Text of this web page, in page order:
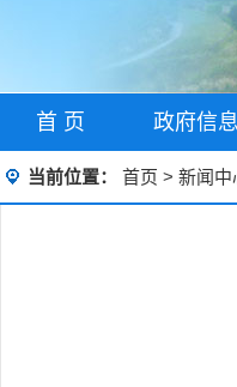
首 页 政府信
当前位置： 首页 > 新闻中